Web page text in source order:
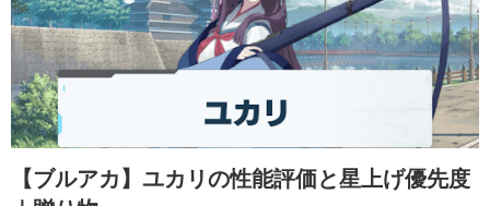
【ブルアカ】 ユカリの性能評価と星上げ優先度